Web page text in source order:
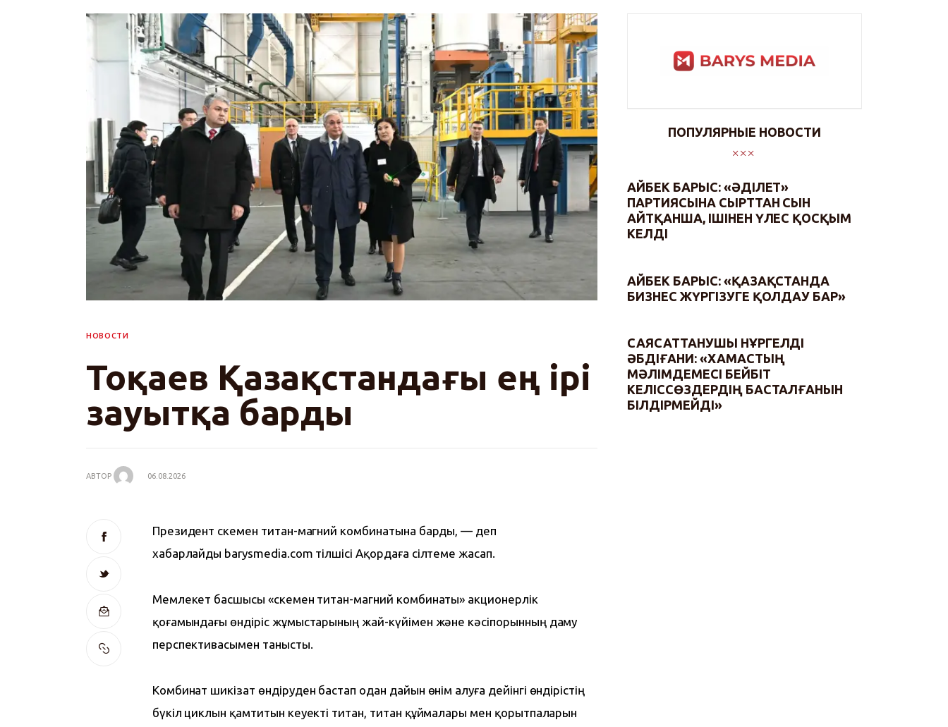
НОВОСТИ
Тоқаев Қазақстандағы ең ірі
зауытқа барды
АВТОР 06.08.2026
Президент Өскемен титан-магний комбинатына барды, — деп
хабарлайды barysmedia.com тілшісі Ақордаға сілтеме жасап.
Мемлекет басшысы «Өскемен титан-магний комбинаты» акционерлік
қоғамындағы өндіріс жұмыстарының жай-күйімен және кәсіпорынның даму
перспективасымен танысты.
Комбинат шикізат өндіруден бастап одан дайын өнім алуға дейінгі өндірістің
бүкіл циклын қамтитын кеуекті титан, титан құймалары мен қорытпаларын
ПОПУЛЯРНЫЕ НОВОСТИ
АЙБЕК БАРЫС: «ӘДІЛЕТ»
ПАРТИЯСЫНА СЫРТТАН СЫН
АЙТҚАНША, ІШІНЕН ҮЛЕС ҚОСҚЫМ
КЕЛДІ
АЙБЕК БАРЫС: «ҚАЗАҚСТАНДА
БИЗНЕС ЖҮРГІЗУГЕ ҚОЛДАУ БАР»
САЯСАТТАНУШЫ НҰРГЕЛДІ
ӘБДІҒАНИ: «ХАМАСТЫҢ
МӘЛІМДЕМЕСІ БЕЙБІТ
КЕЛІССӨЗДЕРДІҢ БАСТАЛҒАНЫН
БІЛДІРМЕЙДІ»